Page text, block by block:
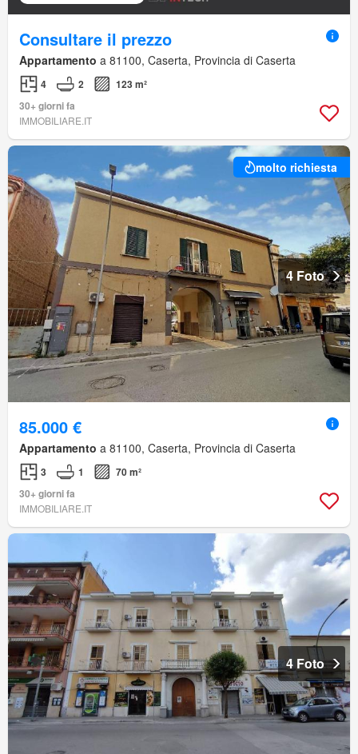
Consultare il prezzo
Appartamento a 81100, Caserta, Provincia di Caserta
4 2
123 m²
30+ giorni fa
IMMOBILIARE.IT
molto richiesta
4 Foto
85.000 €
Appartamento a 81100, Caserta, Provincia di Caserta
3 1
70 m²
30+ giorni fa
IMMOBILIARE.IT
4 Foto